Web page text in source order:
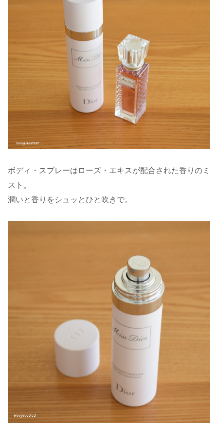
ボディ・スプレーはローズ・エキスが配合された香りのミ
スト。
潤いと香りをシュッとひと吹きで。